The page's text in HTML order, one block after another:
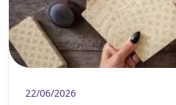
22/06/2026